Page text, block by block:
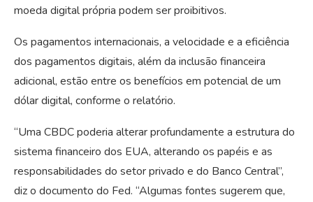
moeda digital própria podem ser proibitivos.
Os pagamentos internacionais, a velocidade e a eficiência
dos pagamentos digitais, além da inclusão financeira
adicional, estão entre os benefícios em potencial de um
dólar digital, conforme o relatório.
“Uma CBDC poderia alterar profundamente a estrutura do
sistema financeiro dos EUA, alterando os papéis e as
responsabilidades do setor privado e do Banco Central”,
diz o documento do Fed. “Algumas fontes sugerem que,